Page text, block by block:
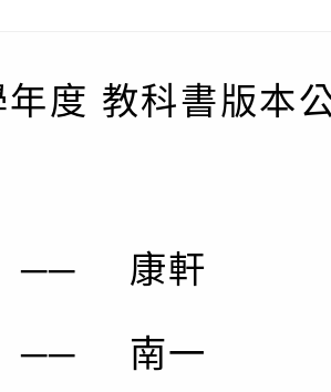
年度 教科書版本
── 康軒
── 南一